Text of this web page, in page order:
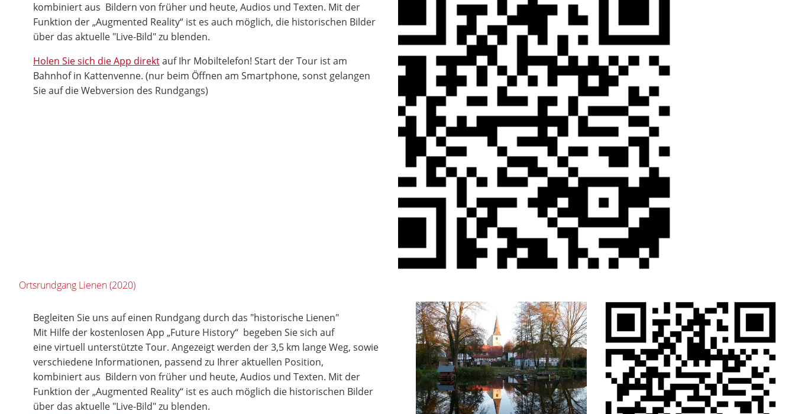
kombiniert aus Bildern von früher und heute, Audios und Texten. Mit der
Funktion der „Augmented Reality“ ist es auch möglich, die historischen Bilder
über das aktuelle "Live-Bild" zu blenden.
Holen Sie sich die App direktauf Ihr Mobiltelefon! Start der Tour ist am
Bahnhof in Kattenvenne. (nur beim Öffnen am Smartphone, sonst gelangen
Sie auf die Webversion des Rundgangs)
Ortsrundgang Lienen (2020)
Begleiten Sie uns auf einen Rundgang durch das "historische Lienen"
Mit Hilfe der kostenlosen App „Future History“ begeben Sie sich auf
eine virtuell unterstützte Tour. Angezeigt werden der 3,5 km lange Weg, sowie
verschiedene Informationen, passend zu Ihrer aktuellen Position,
kombiniert aus Bildern von früher und heute, Audios und Texten. Mit der
Funktion der „Augmented Reality“ ist es auch möglich die historischen Bilder
über das aktuelle "Live-Bild" zu blenden.